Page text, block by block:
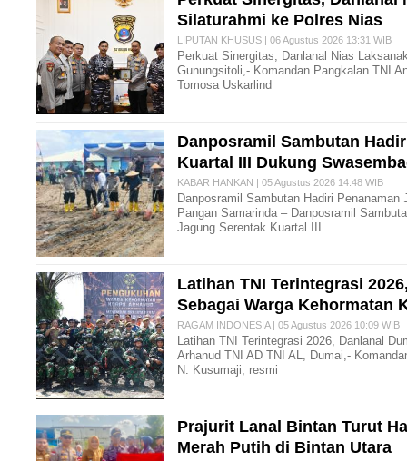
Silaturahmi ke Polres Nias
LIPUTAN KHUSUS | 06 Agustus 2026 13:31 WIB
Perkuat Sinergitas, Danlanal Nias
Gunungsitoli,- Komandan Pangkalan TNI
Tomosa Uskarlind
Danposramil Sambutan
Kuartal III Dukung
KABAR HANKAN | 05 Agustus 2026 14:48 WIB
Danposramil Sambutan Hadiri
Pangan Samarinda – Danposramil
Jagung Serentak Kuartal III
Latihan TNI Terintegrasi
Sebagai Warga Kehormatan
RAGAM INDONESIA | 05 Agustus 2026 10:09 WIB
Latihan TNI Terintegrasi 2026, Danlanal
Arhanud TNI AD TNI AL, Dumai,-
N. Kusumaji, resmi
Prajurit Lanal Bintan Turut
Merah Putih di Bintan Utara